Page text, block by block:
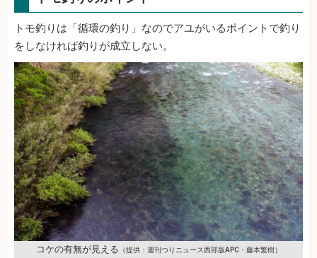
トモ釣りは「循環の釣り」なのでアユがいるポイントで釣り
をしなければ釣りが成立しない。
コケの有無が見える （提供：週刊つりニュース西部版APC・藤本繁樹）